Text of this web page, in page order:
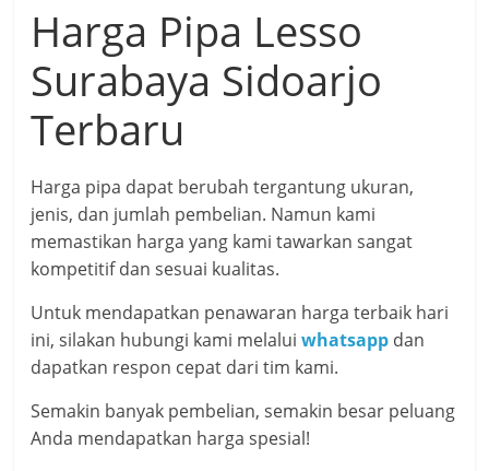
Harga Pipa Lesso
Surabaya Sidoarjo
Terbaru
Harga pipa dapat berubah tergantung ukuran,
jenis, dan jumlah pembelian. Namun kami
memastikan harga yang kami tawarkan sangat
kompetitif dan sesuai kualitas.
Untuk mendapatkan penawaran harga terbaik hari
ini, silakan hubungi kami melaluiwhatsapp dan
dapatkan respon cepat dari tim kami.
Semakin banyak pembelian, semakin besar peluang
Anda mendapatkan harga spesial!